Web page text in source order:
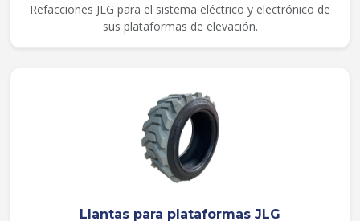
Refacciones JLG para el sistema eléctrico y electrónico de
sus plataformas de elevación.
Llantas para plataformas JLG